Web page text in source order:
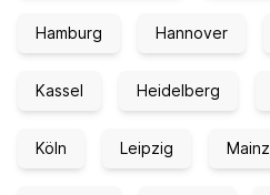
Hamburg Hannover
Kassel Heidelberg
Köln Leipzig Mainz